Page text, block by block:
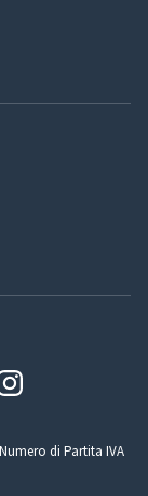
di Partita IVA